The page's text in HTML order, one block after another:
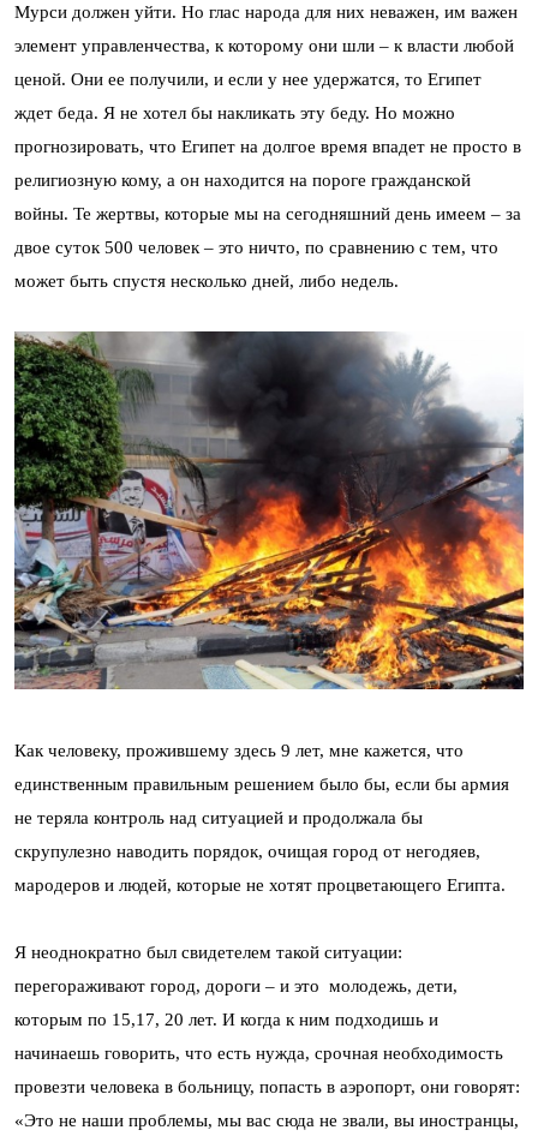
Мурси должен уйти. Но глас народа для них неважен, им важен
элемент управленчества, к которому они шли – к власти любой
ценой. Они ее получили, и если у нее удержатся, то Египет
ждет беда. Я не хотел бы накликать эту беду. Но можно
прогнозировать, что Египет на долгое время впадет не просто в
религиозную кому, а он находится на пороге гражданской
войны. Те жертвы, которые мы на сегодняшний день имеем – за
двое суток 500 человек – это ничто, по сравнению с тем, что
может быть спустя несколько дней, либо недель.
Как человеку, прожившему здесь 9 лет, мне кажется, что
единственным правильным решением было бы, если бы армия
не теряла контроль над ситуацией и продолжала бы
скрупулезно наводить порядок, очищая город от негодяев,
мародеров и людей, которые не хотят процветающего Египта.
Я неоднократно был свидетелем такой ситуации:
перегораживают город, дороги – и это молодежь, дети,
которым по 15,17, 20 лет. И когда к ним подходишь и
начинаешь говорить, что есть нужда, срочная необходимость
провезти человека в больницу, попасть в аэропорт, они говорят:
«Это не наши проблемы, мы вас сюда не звали, вы иностранцы,